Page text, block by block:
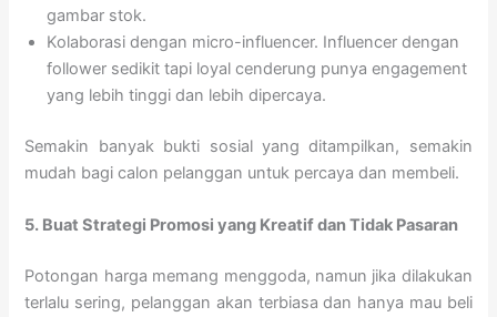
gambar stok.
Kolaborasi dengan micro-influencer. Influencer dengan
follower sedikit tapi loyal cenderung punya engagement
yang lebih tinggi dan lebih dipercaya.
Semakin banyak bukti sosial yang ditampilkan, semakin
mudah bagi calon pelanggan untuk percaya dan membeli.
5. Buat Strategi Promosi yang Kreatif dan Tidak Pasaran
Potongan harga memang menggoda, namun jika dilakukan
terlalu sering, pelanggan akan terbiasa dan hanya mau beli